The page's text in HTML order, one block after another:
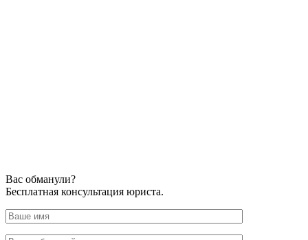
Вас обманули?
Бесплатная консультация юриста.